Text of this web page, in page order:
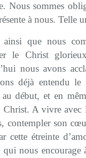
Nous sommes
à nous. Telle
ainsi que nous
le Christ
nous avons
déjà entendu
au début, et en
Christ. A vivre avec
contempler son
cette étreinte
qui nous